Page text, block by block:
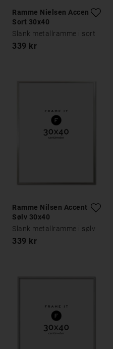
Ramme Nielsen Accent
Sort 30x40
Slank metallramme i sort
339 kr
Ramme Nilsen Accent
Sølv 30x40
Slank metallramme i sølv
339 kr